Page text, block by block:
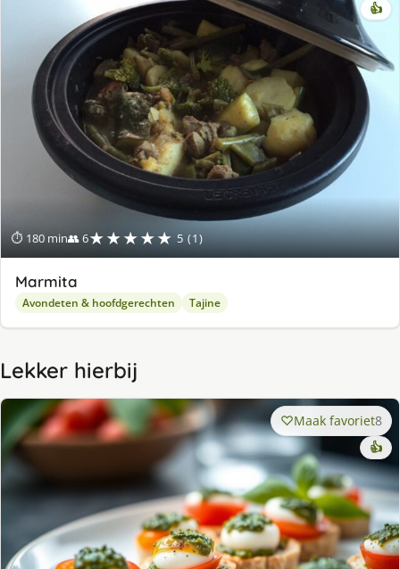
⏱ 180 min👥 6★★★★★ 5 (1)
👍
Marmita
Avondeten & hoofdgerechten Tajine
Lekker hierbij
Maak favoriet8
👍